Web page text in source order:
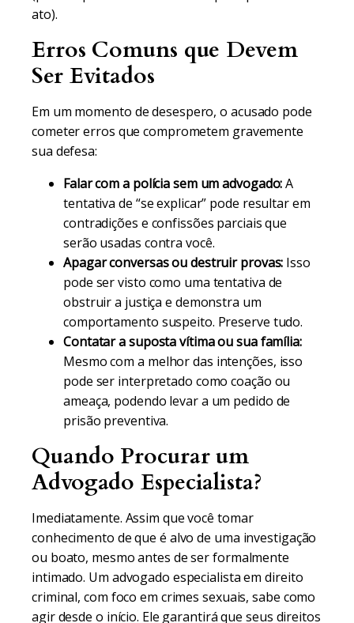
ato).
Erros Comuns que Devem
Ser Evitados
Em um momento de desespero, o acusado pode
cometer erros que comprometem gravemente
sua defesa:
Falar com a polícia sem um advogado:A
tentativa de “se explicar” pode resultar em
contradições e confissões parciais que
serão usadas contra você.
Apagar conversas ou destruir provas: Isso
pode ser visto como uma tentativa de
obstruir a justiça e demonstra um
comportamento suspeito. Preserve tudo.
Contatar a suposta vítima ou sua família:
Mesmo com a melhor das intenções, isso
pode ser interpretado como coação ou
ameaça, podendo levar a um pedido de
prisão preventiva.
Quando Procurar um
Advogado Especialista?
Imediatamente. Assim que você tomar
conhecimento de que é alvo de uma investigação
ou boato, mesmo antes de ser formalmente
intimado. Um advogado especialista em direito
criminal, com foco em crimes sexuais, sabe como
agir desde o início. Ele garantirá que seus direitos